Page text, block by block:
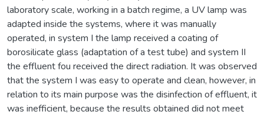
laboratory scale, working in a batch regime, a UV lamp was
adapted inside the systems, where it was manually
operated, in system I the lamp received a coating of
borosilicate glass (adaptation of a test tube) and system II
the effluent fou received the direct radiation. It was observed
that the system I was easy to operate and clean, however, in
relation to its main purpose was the disinfection of effluent, it
was inefficient, because the results obtained did not meet